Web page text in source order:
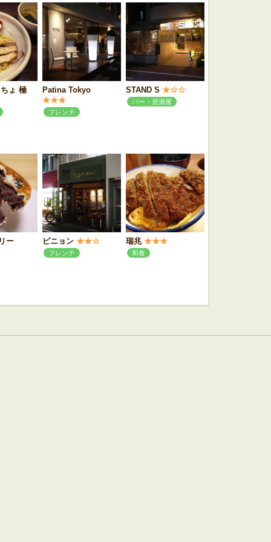
ょ 極
Patina Tokyo
★★★
フレンチ
STAND S ★☆☆
バー・居酒屋
ー ピニョン ★★☆
フレンチ
瑞兆 ★★★
和食